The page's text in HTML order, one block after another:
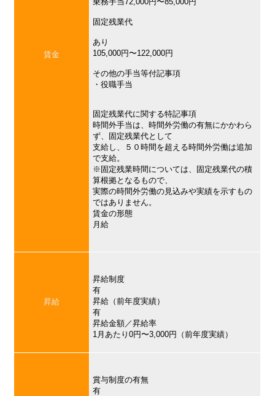
賃金
固定残業代
あり
105,000円〜122,000円
その他の手当等付記事項
・役職手当
固定残業代に関する特記事項
時間外手当は、時間外労働の有無にかかわら
ず、固定残業代として
支給し、５０時間を超える時間外労働は追加
で支給。
※固定残業時間については、固定残業代の積
算根拠となるもので、
実際の時間外労働の見込みや実績を示すもの
ではありません。
賃金の形態
月給
昇給
昇給制度
有
昇給（前年度実績）
有
昇給金額／昇給率
1月あたり0円〜3,000円（前年度実績）
賞与制度の有無
有